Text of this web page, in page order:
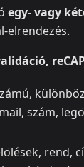
egy- vagy
elrendezés.
szám,
rend,